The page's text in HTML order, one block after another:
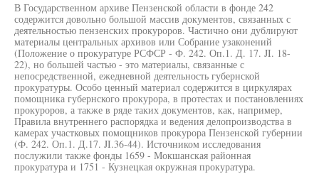
В Государственном архиве Пензенской области в фонде 242
содержится довольно большой массив документов, связанных с
деятельностью пензенских прокуроров. Частично они дублируют
материалы центральных архивов или Собрание узаконений
(Положение о прокуратуре РСФСР - Ф. 242. Оп.1. Д. 17. JI. 18-
22), но большей частью - это материалы, связанные с
непосредственной, ежедневной деятельность губернской
прокуратуры. Особо ценный материал содержится в циркулярах
помощника губернского прокурора, в протестах и постановлениях
прокуроров, а также в ряде таких документов, как, например,
Правила внутреннего распорядка и ведения делопроизводства в
камерах участковых помощников прокурора Пензенской губернии
(Ф. 242. Оп.1. Д.17. JI.36-44). Источником исследования
послужили также фонды 1659 - Мокшанская районная
прокуратура и 1751 - Кузнецкая окружная прокуратура.